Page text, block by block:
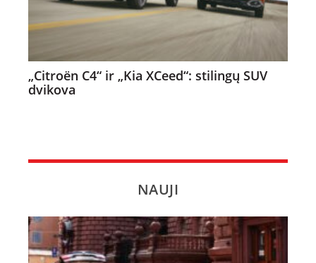
„Citroën C4“ ir „Kia XCeed“: stilingų SUV
dvikova
NAUJI